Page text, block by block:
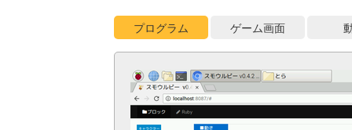
プログラム ゲーム画面